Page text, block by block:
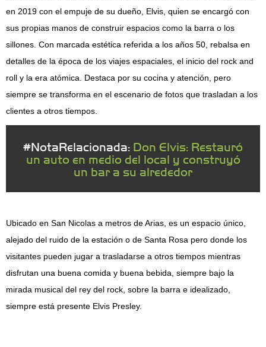
en 2019 con el empuje de su dueño, Elvis, quien se encargó con
sus propias manos de construir espacios como la barra o los
sillones. Con marcada estética referida a los años 50, rebalsa en
detalles de la época de los viajes espaciales, el inicio del rock and
roll y la era atómica. Destaca por su cocina y atención, pero
siempre se transforma en el escenario de fotos que trasladan a los
clientes a otros tiempos.
#NotaRelacionada: Don Elvis: Restauró
un auto en medio del local y construyó
un bar a su alrededor
Ubicado en San Nicolas a metros de Arias, es un espacio único,
alejado del ruido de la estación o de Santa Rosa pero donde los
visitantes pueden jugar a trasladarse a otros tiempos mientras
disfrutan una buena comida y buena bebida, siempre bajo la
mirada musical del rey del rock, sobre la barra e idealizado,
siempre está presente Elvis Presley.